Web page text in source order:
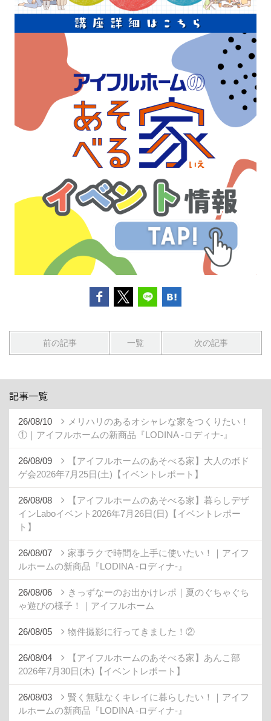
前の記事 一覧 次の記事
記事一覧
26/08/10
メリハリのあるオシャレな家をつくりたい！
①｜アイフルホームの新商品『LODINA -ロディナ-』
26/08/09
【アイフルホームのあそべる家】大人のボド
ゲ会2026年7月25日(土)【イベントレポート】
26/08/08
【アイフルホームのあそべる家】暮らしデザ
インLaboイベント2026年7月26日(日)【イベントレポー
ト】
26/08/07
家事ラクで時間を上手に使いたい！｜アイフ
ルホームの新商品『LODINA -ロディナ-』
26/08/06
きっずなーのお出かけレポ｜夏のぐちゃぐち
ゃ遊びの様子！｜アイフルホーム
26/08/05 物件撮影に行ってきました！②
26/08/04
【アイフルホームのあそべる家】あんこ部
2026年7月30日(木)【イベントレポート】
26/08/03
賢く無駄なくキレイに暮らしたい！｜アイフ
ルホームの新商品『LODINA -ロディナ-』